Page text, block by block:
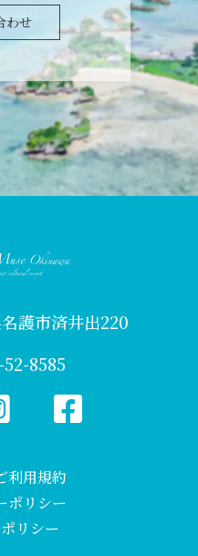
わせ
護市済井出220
8585
利用規約
ポリシー
リシー